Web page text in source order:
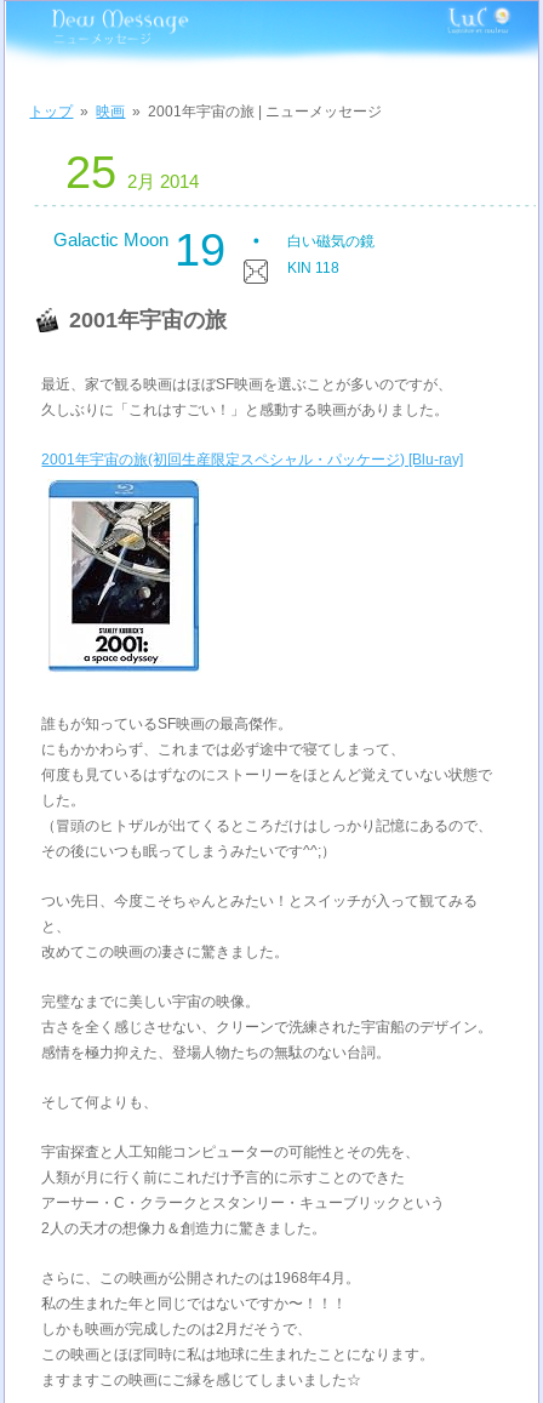
トップ»映画 »2001年宇宙の旅 | ニューメッセージ
25 2月 2014
Galactic Moon 19
白い磁気の鏡
KIN 118
2001年宇宙の旅
最近、家で観る映画はほぼSF映画を選ぶことが多いのですが、
久しぶりに「これはすごい！」と感動する映画がありました。
2001年宇宙の旅(初回生産限定スペシャル・パッケージ) [Blu-ray]
誰もが知っているSF映画の最高傑作。
にもかかわらず、これまでは必ず途中で寝てしまって、
何度も見ているはずなのにストーリーをほとんど覚えていない状態で
した。
（冒頭のヒトザルが出てくるところだけはしっかり記憶にあるので、
その後にいつも眠ってしまうみたいです^^;）
つい先日、今度こそちゃんとみたい！とスイッチが入って観てみる
と、
改めてこの映画の凄さに驚きました。
完璧なまでに美しい宇宙の映像。
古さを全く感じさせない、クリーンで洗練された宇宙船のデザイン。
感情を極力抑えた、登場人物たちの無駄のない台詞。
そして何よりも、
宇宙探査と人工知能コンピューターの可能性とその先を、
人類が月に行く前にこれだけ予言的に示すことのできた
アーサー・C・クラークとスタンリー・キューブリックという
2人の天才の想像力＆創造力に驚きました。
さらに、この映画が公開されたのは1968年4月。
私の生まれた年と同じではないですか〜！！！
しかも映画が完成したのは2月だそうで、
この映画とほぼ同時に私は地球に生まれたことになります。
ますますこの映画にご縁を感じてしまいました☆